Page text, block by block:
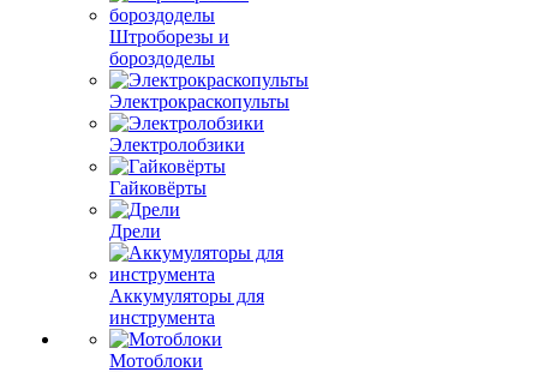
Штроборезы и
бороздоделы
Электрокраскопульты
Электролобзики
Гайковёрты
Дрели
Аккумуляторы для
инструмента
Мотоблоки